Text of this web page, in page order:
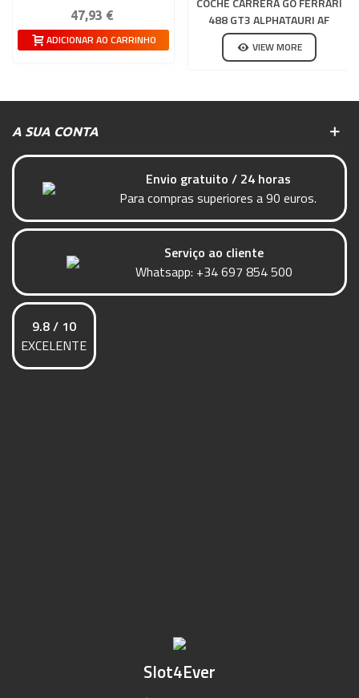
CHAMPION
47,93 €
ADICIONAR AO CARRINHO
488 GT3 ALPHATAURI AF
CORSE N23
VIEW MORE
A SUA CONTA
Envio gratuito / 24 horas
Para compras superiores a 90 euros.
Serviço ao cliente
Whatsapp: +34 697 854 500
9.8 / 10
EXCELENTE
Slot4Ever